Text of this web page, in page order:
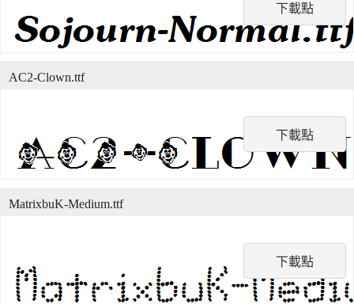
下載點
下載點
AC2-Clown.ttf
下載點
MatrixbuK-Medium.ttf